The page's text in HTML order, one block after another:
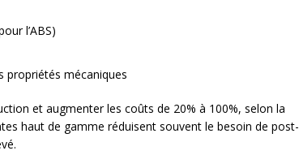
l’ABS)
propriétés mécaniques
et augmenter les coûts de 20% à 100%, selon la
haut de gamme réduisent souvent le besoin de post-